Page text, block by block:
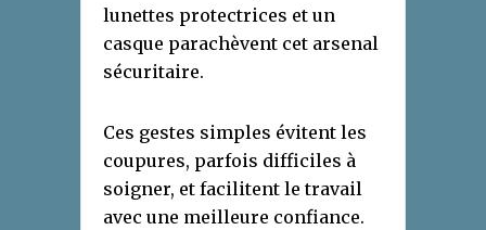
lunettes protectrices et un
casque parachèvent cet arsenal
sécuritaire.
Ces gestes simples évitent les
coupures, parfois difficiles à
soigner, et facilitent le travail
avec une meilleure confiance.